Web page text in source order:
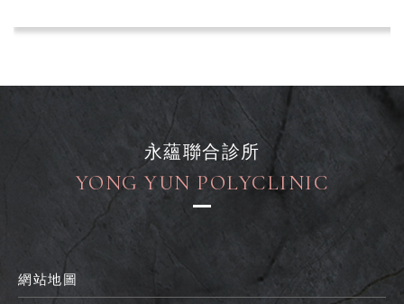
永蘊聯合診所
YONG YUN POLYCLINIC
網站地圖